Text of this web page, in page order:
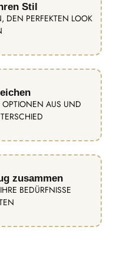
Stil
DEN PERFEKTEN LOOK
OPTIONEN AUS UND
zusammen
BEDÜRFNISSE